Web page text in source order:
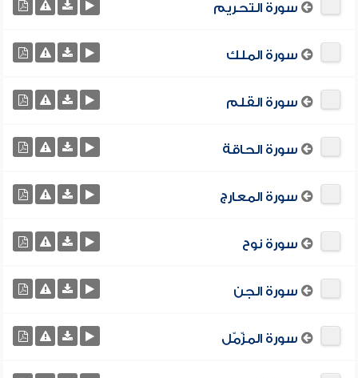
سورة التحريم
سورة الملك
سورة القلم
سورة الحاقة
سورة المعارج
سورة نوح
سورة الجن
سورة المزّمّل